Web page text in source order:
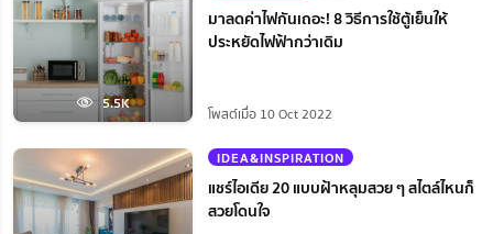
5.5K
มาลดค่าไฟกันเถอะ! 8 วิธีการใช้ตู้เย็นให้
ประหยัดไฟฟ้ากว่าเดิม
โพสต์เมื่อ 10 Oct 2022
IDEA&INSPIRATION
แชร์ไอเดีย 20 แบบฝ้าหลุมสวย ๆ สไตล์ไหนก็
สวยโดนใจ